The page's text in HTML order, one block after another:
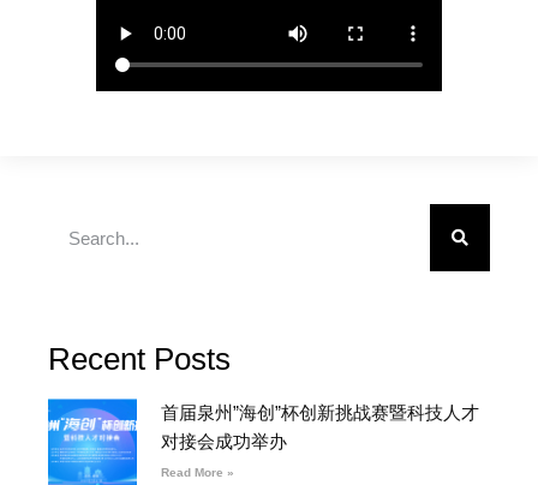
Recent Posts
首届泉州”海创”杯创新挑战赛暨科技人才
对接会成功举办
Read More »